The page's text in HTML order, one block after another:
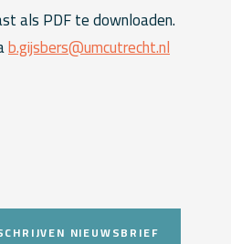
als PDF te downloaden.
b.gijsbers@umcutrecht.nl
NIEUWSBRIEF